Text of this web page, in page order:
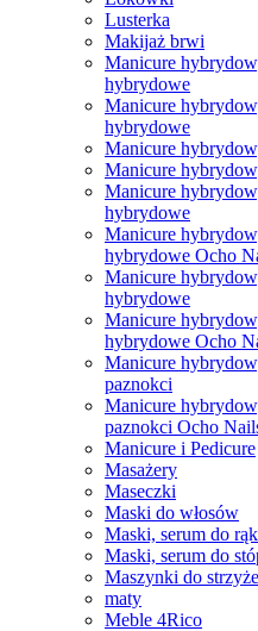
Lusterka
Makijaż brwi
Manicure
hybrydowe
Manicure
hybrydowe
Manicure
Manicure
Manicure
hybrydowe
Manicure
hybrydowe Ocho
Manicure
hybrydowe
Manicure
hybrydowe Ocho
Manicure
paznokci
Manicure
paznokci Ocho
Manicure i Pedicure
Masażery
Maseczki
Maski do włosów
Maski, serum do rąk
Maski, serum do
Maszynki do
maty
Meble 4Rico